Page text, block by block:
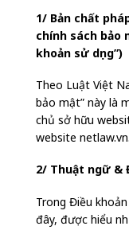
1/ Bản chất
chính sách bảo
khoản sử dụng”)
Theo Luật Việt
bảo mật” này là
chủ sở hữu
website netlaw.vn.
2/ Thuật ngữ &
Trong Điều
đây, được hiểu